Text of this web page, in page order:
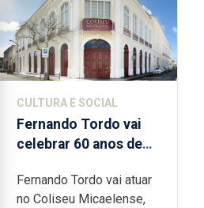
CULTURA E SOCIAL
Fernando Tordo vai
celebrar 60 anos de
Micaelense
Fernando Tordo vai atuar
no Coliseu Micaelense,